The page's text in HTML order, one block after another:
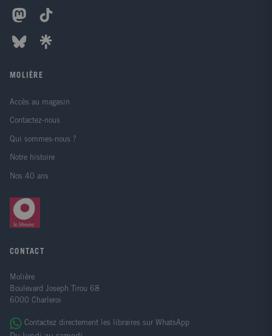
MOLIÈRE
Accès au magasin
Contactez-nous
Qui sommes-nous ?
Notre histoire
Nos 40 ans
CONTACT
Molière
Boulevard Joseph Tirou 68
6000 Charleroi
Contactez directement les libraires sur WhatsApp